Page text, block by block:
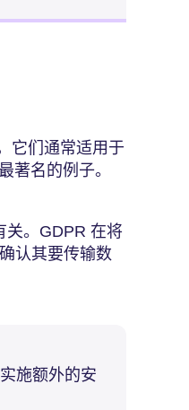
它们通常适用于
著名的例子。
关。GDPR 在将
认其要传输数
施额外的安